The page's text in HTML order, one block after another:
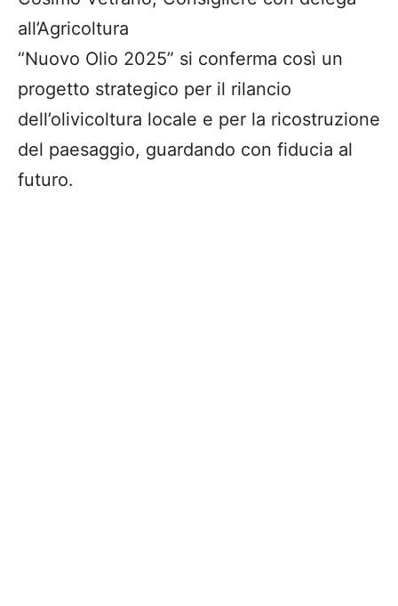
all’Agricoltura
“Nuovo Olio 2025” si conferma così un
progetto strategico per il rilancio
dell’olivicoltura locale e per la ricostruzione
del paesaggio, guardando con fiducia al
futuro.